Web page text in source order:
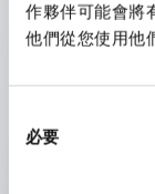
作夥伴可能會將
他們從您使用他
必要
提供72種標準
透過6種形式與
造。
配備可確認接